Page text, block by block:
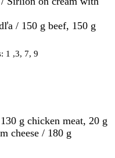
/ 150 g beef, 150 g
1 ,3, 7, 9
g chicken meat, 20 g
cheese / 180 g